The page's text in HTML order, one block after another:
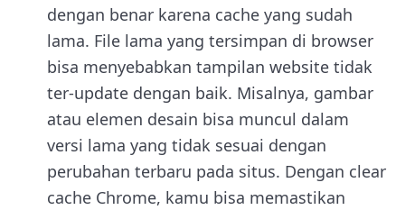
dengan benar karena cache yang sudah
lama. File lama yang tersimpan di browser
bisa menyebabkan tampilan website tidak
ter-update dengan baik. Misalnya, gambar
atau elemen desain bisa muncul dalam
versi lama yang tidak sesuai dengan
perubahan terbaru pada situs. Dengan clear
cache Chrome, kamu bisa memastikan